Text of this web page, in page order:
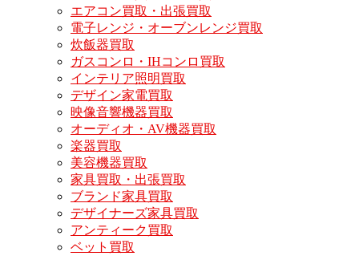
エアコン買取・出張買取
電子レンジ・オーブンレンジ買取
炊飯器買取
ガスコンロ・IHコンロ買取
インテリア照明買取
デザイン家電買取
映像音響機器買取
オーディオ・AV機器買取
楽器買取
美容機器買取
家具買取・出張買取
ブランド家具買取
デザイナーズ家具買取
アンティーク買取
ベット買取